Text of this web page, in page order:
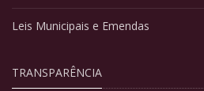
Leis Municipais e Emendas
TRANSPARÊNCIA